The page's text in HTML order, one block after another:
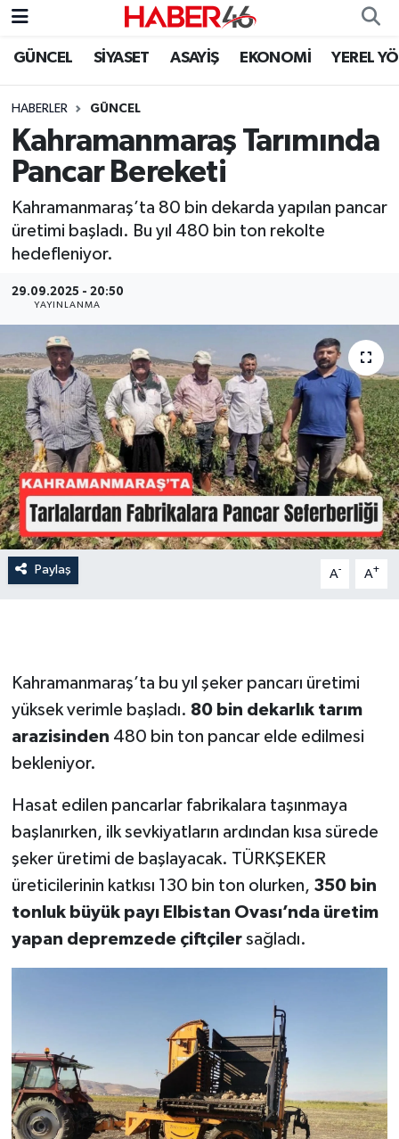
GÜNCEL SİYASET ASAYİŞ EKONOMİ YEREL
HABERLER GÜNCEL
Kahramanmaraş Tarımında
Pancar Bereketi
Kahramanmaraş’ta 80 bin dekarda yapılan pancar
üretimi başladı. Bu yıl 480 bin ton rekolte
hedefleniyor.
29.09.2025 - 20:50
YAYINLANMA
Paylaş A- A+
Kahramanmaraş’ta bu yıl şeker pancarı üretimi
yüksek verimle başladı. 80 bin dekarlık tarım
arazisinden 480 bin ton pancar elde edilmesi
bekleniyor.
Hasat edilen pancarlar fabrikalara taşınmaya
başlanırken, ilk sevkiyatların ardından kısa sürede
şeker üretimi de başlayacak. TÜRKŞEKER
üreticilerinin katkısı 130 bin ton olurken, 350 bin
tonluk büyük payı Elbistan Ovası’nda üretim
yapan depremzede çiftçilersağladı.
GÜNCEL
SİYASET
EKONOMİ
SPOR
YAŞAM
TEKNOLOJİ
SAĞLIK
EĞİTİM
İLÇE HABERLERİ
KÜLTÜR-SANAT
KSÜ
DÜNYA
KADIN-AİLE
MEDYA
SEÇİM 2011
ÜÇÜNCÜ SAYFA
BİLİMNET
SEÇİM 2014
KİM KİMDİR
Nöbetçi Eczaneler
Hava Durumu
Kahramanmaraş Namaz Vakitleri
Trafik Durumu
Süper Lig Puan Durumu ve Fikstür
Tüm Manşetler
Son Dakika Haberleri
Haber Arşivi